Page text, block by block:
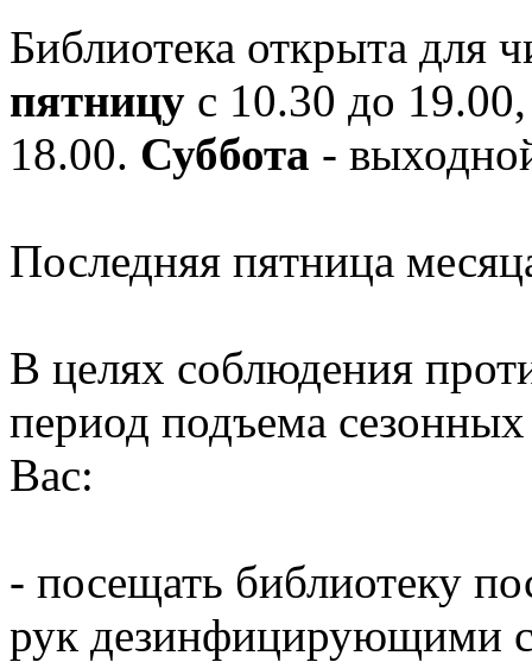
Библиотека открыта для
пятницу с 10.30 до
18.00. Суббота -
Последняя пятница
В целях соблюдения
период подъема
Вас:
- посещать библиотеку
рук дезинфицирующими